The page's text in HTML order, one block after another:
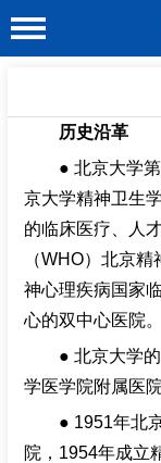
历史沿革
● 北京大学
京大学精神卫生
的临床医疗、人
（WHO）北京
神心理疾病国家
心的双中心医院。
● 北京大学
学医学院附属医
● 1951年北
院，1954年成立